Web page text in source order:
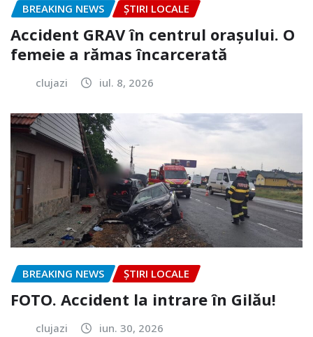
BREAKING NEWS ȘTIRI LOCALE
Accident GRAV în centrul orașului. O
femeie a rămas încarcerată
clujazi iul. 8, 2026
BREAKING NEWS ȘTIRI LOCALE
FOTO. Accident la intrare în Gilău!
clujazi iun. 30, 2026